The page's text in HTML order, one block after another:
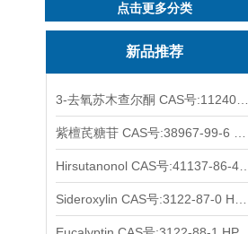
点击更多分类
新品推荐